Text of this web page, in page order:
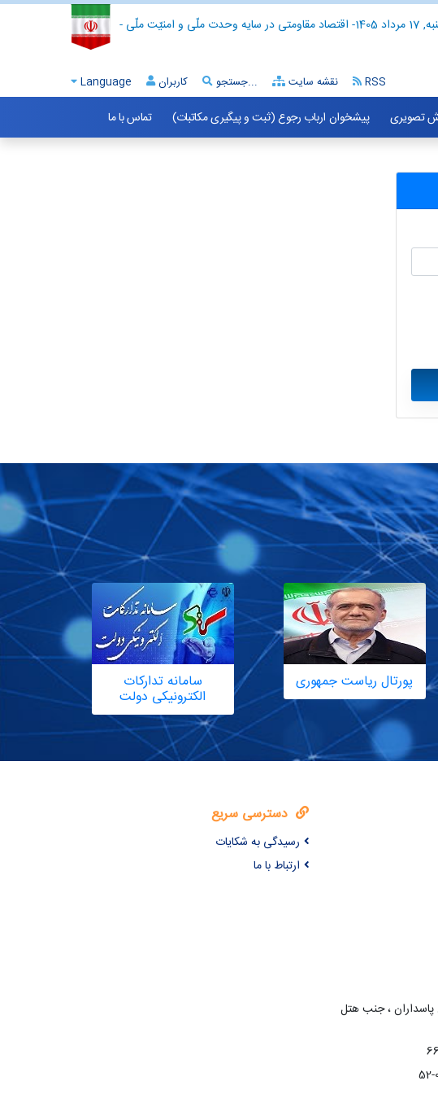
- اقتصاد مقاومتی در سایه وحدت ملّی و امنیّت ملّی - 1405
Language کاربران جستجو... نقشه سایت RSS
تصویری پیشخوان ارباب رجوع (ثبت و پیگیری مکاتبات) تماس با ما
پورتال ریاست جمهوری سامانه تدارکات
الکترونیکی دولت
دسترسی سریع
رسیدگی به شکایات
ارتباط با ما
، جنب هتل